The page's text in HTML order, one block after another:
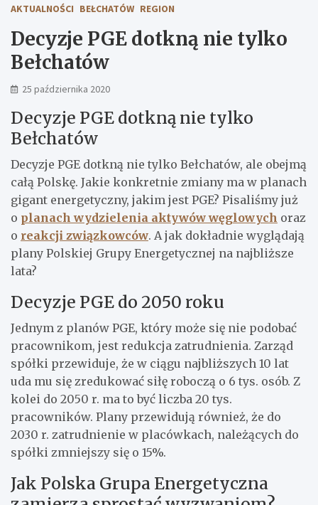
AKTUALNOŚCI BEŁCHATÓW REGION
Decyzje PGE dotkną nie tylko
Bełchatów
25 października 2020
Decyzje PGE dotkną nie tylko
Bełchatów
Decyzje PGE dotkną nie tylko Bełchatów, ale obejmą
całą Polskę. Jakie konkretnie zmiany ma w planach
gigant energetyczny, jakim jest PGE? Pisaliśmy już
o planach wydzielenia aktywów węglowych oraz
o reakcji związkowców. A jak dokładnie wyglądają
plany Polskiej Grupy Energetycznej na najbliższe
lata?
Decyzje PGE do 2050 roku
Jednym z planów PGE, który może się nie podobać
pracownikom, jest redukcja zatrudnienia. Zarząd
spółki przewiduje, że w ciągu najbliższych 10 lat
uda mu się zredukować siłę roboczą o 6 tys. osób. Z
kolei do 2050 r. ma to być liczba 20 tys.
pracowników. Plany przewidują również, że do
2030 r. zatrudnienie w placówkach, należących do
spółki zmniejszy się o 15%.
Jak Polska Grupa Energetyczna